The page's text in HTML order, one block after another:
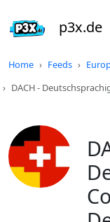
p3x.de
Home Feeds
DACH -